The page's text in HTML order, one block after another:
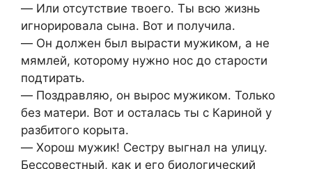
― Или отсутствие твоего. Ты всю жизнь
игнорировала сына. Вот и получила.
― Он должен был вырасти мужиком, а не
мямлей, которому нужно нос до старости
подтирать.
― Поздравляю, он вырос мужиком. Только
без матери. Вот и осталась ты с Кариной у
разбитого корыта.
― Хорош мужик! Сестру выгнал на улицу.
Бессовестный, как и его биологический